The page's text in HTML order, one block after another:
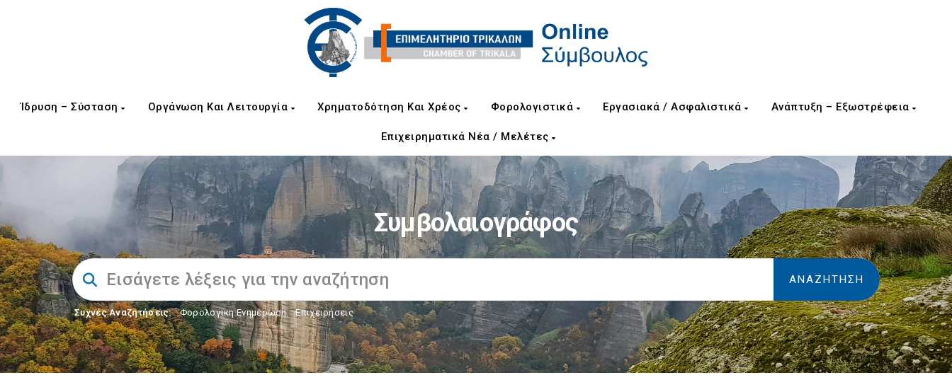
Ίδρυση – Σύσταση Οργάνωση Και Λειτουργία Χρηματοδότηση Και Χρέος Φορολογιστικά Εργασιακά / Ασφαλιστικά Ανάπτυξη – Εξωστρέφεια
Επιχειρηματικά Νέα / Μελέτες
Συμβολαιογράφος
Συχνές Αναζητήσεις: Φορολογικη Ενημέρωση, Επιχειρήσεις